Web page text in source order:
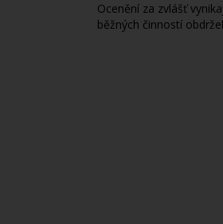
Ocenění za zvlášť
běžných činností